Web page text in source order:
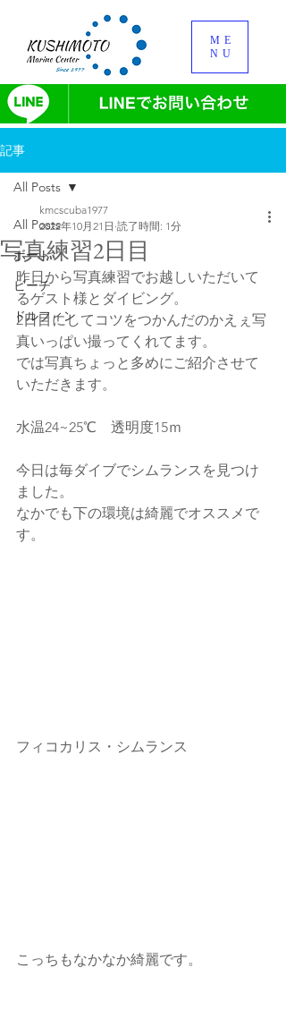
ME
NU
記事
All Posts
ボート
ビーチ
ドルフィン
All Posts
写真練習2日目
kmcscuba1977
2022年10月21日 読了時間: 1分
昨日から写真練習でお越しいただいて
るゲスト様とダイビング。
2日目にしてコツをつかんだのかえぇ写
真いっぱい撮ってくれてます。
では写真ちょっと多めにご紹介させて
いただきます。
水温24~25℃　透明度15ｍ
今日は毎ダイブでシムランスを見つけ
ました。
なかでも下の環境は綺麗でオススメで
す。
フィコカリス・シムランス
こっちもなかなか綺麗です。